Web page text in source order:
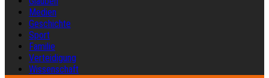
Medien
Geschichte
Sport
Familie
Verteidigung
Wissenschaft